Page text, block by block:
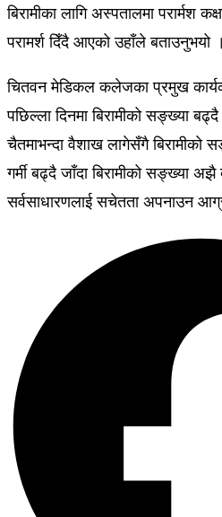
बिरामीका लागि अस्पतालमा परार्मश
परामर्श दिँदै आएको उहाँले बताउनुभयो ।
चितवन मेडिकल कलेजका प्रमुख
पछिल्ला दिनमा बिरामीको सङ्ख्या
चैतमाभन्दा वैशाख लागेसँगै बिरामीको
गर्मी बढ्दै जाँदा बिरामीको सङ्ख्या
सर्वसाधारणलाई सचेतता अपनाउन